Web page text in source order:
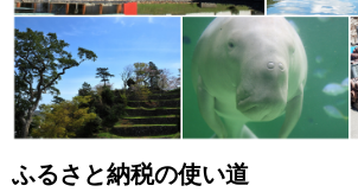
ふるさと納税の使い道